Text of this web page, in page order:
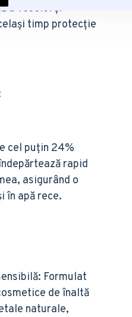
a veselei și
timp protecție
cel puțin 24%
rapid
asigurând o
în apă rece.
Formulat
de înaltă
naturale,